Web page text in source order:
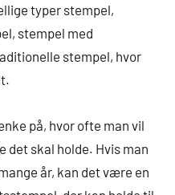
typer stempel,
stempel med
stempel, hvor
på, hvor ofte man vil
det skal holde. Hvis man
år, kan det være en